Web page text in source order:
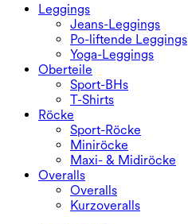
Leggings
Jeans-Leggings
Po-liftende Leggings
Yoga-Leggings
Oberteile
Sport-BHs
T-Shirts
Röcke
Sport-Röcke
Miniröcke
Maxi- & Midiröcke
Overalls
Overalls
Kurzoveralls